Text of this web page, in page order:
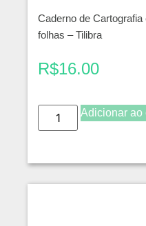
Caderno de
folhas – Tilibra
R$16.00
Adicionar ao